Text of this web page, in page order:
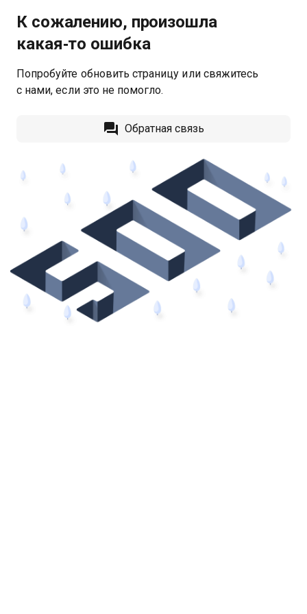
К сожалению, произошла
какая‑то ошибка
Попробуйте обновить страницу или свяжитесь
с нами, если это не помогло.
Обратная связь